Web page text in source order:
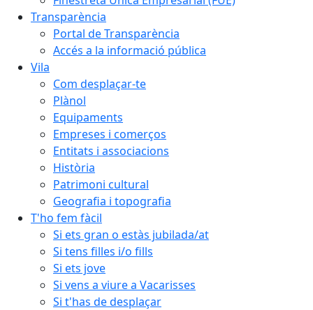
Transparència
Portal de Transparència
Accés a la informació pública
Vila
Com desplaçar-te
Plànol
Equipaments
Empreses i comerços
Entitats i associacions
Història
Patrimoni cultural
Geografia i topografia
T'ho fem fàcil
Si ets gran o estàs jubilada/at
Si tens filles i/o fills
Si ets jove
Si vens a viure a Vacarisses
Si t'has de desplaçar